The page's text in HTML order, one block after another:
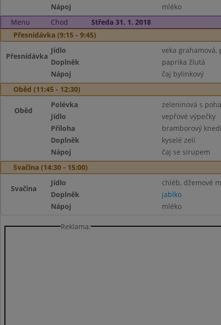
Nápoj
mléko
Menu
Chod
Středa 31. 1. 2018
Přesnídávka (9:15 - 9:45)
Přesnídávka
Jídlo
veka grahamová,
Doplněk
paprika žlutá
Nápoj
čaj bylinkový
Oběd (11:45 - 12:30)
Oběd
Polévka
zeleninová s
Jídlo
vepřové výpečky
Příloha
bramborový
Doplněk
kyselé zelí
Nápoj
čaj se sirupem
Svačina (14:30 - 15:00)
Svačina
Jídlo
chléb, džemové
Doplněk
jablko
Nápoj
mléko
Reklama: